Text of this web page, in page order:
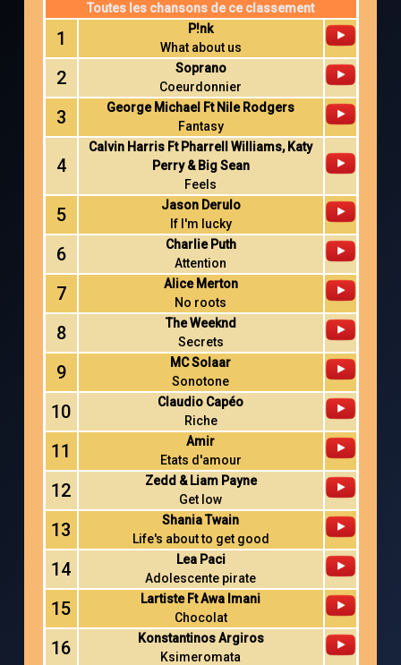
Toutes les chansons de ce classement
1
P!nk
What about us
2
Soprano
Coeurdonnier
3
George Michael Ft Nile Rodgers
Fantasy
4
Calvin Harris Ft Pharrell Williams, Katy
Perry & Big Sean
Feels
5
Jason Derulo
If I'm lucky
6
Charlie Puth
Attention
7
Alice Merton
No roots
8
The Weeknd
Secrets
9
MC Solaar
Sonotone
10
Claudio Capéo
Riche
11
Amir
Etats d'amour
12
Zedd & Liam Payne
Get low
13
Shania Twain
Life's about to get good
14
Lea Paci
Adolescente pirate
15
Lartiste Ft Awa Imani
Chocolat
16
Konstantinos Argiros
Ksimeromata